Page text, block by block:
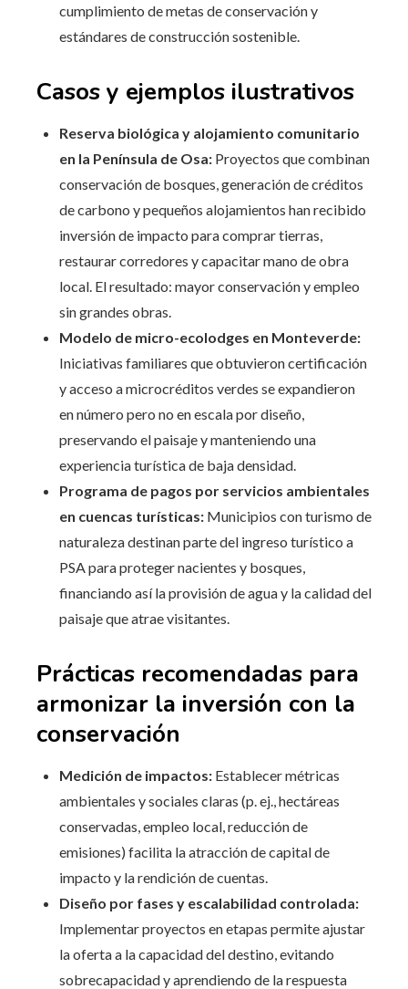
cumplimiento de metas de conservación y
estándares de construcción sostenible.
Casos y ejemplos ilustrativos
Reserva biológica y alojamiento comunitario
en la Península de Osa: Proyectos que combinan
conservación de bosques, generación de créditos
de carbono y pequeños alojamientos han recibido
inversión de impacto para comprar tierras,
restaurar corredores y capacitar mano de obra
local. El resultado: mayor conservación y empleo
sin grandes obras.
Modelo de micro-ecolodges en Monteverde:
Iniciativas familiares que obtuvieron certificación
y acceso a microcréditos verdes se expandieron
en número pero no en escala por diseño,
preservando el paisaje y manteniendo una
experiencia turística de baja densidad.
Programa de pagos por servicios ambientales
en cuencas turísticas: Municipios con turismo de
naturaleza destinan parte del ingreso turístico a
PSA para proteger nacientes y bosques,
financiando así la provisión de agua y la calidad del
paisaje que atrae visitantes.
Prácticas recomendadas para
armonizar la inversión con la
conservación
Medición de impactos: Establecer métricas
ambientales y sociales claras (p. ej., hectáreas
conservadas, empleo local, reducción de
emisiones) facilita la atracción de capital de
impacto y la rendición de cuentas.
Diseño por fases y escalabilidad controlada:
Implementar proyectos en etapas permite ajustar
la oferta a la capacidad del destino, evitando
sobrecapacidad y aprendiendo de la respuesta